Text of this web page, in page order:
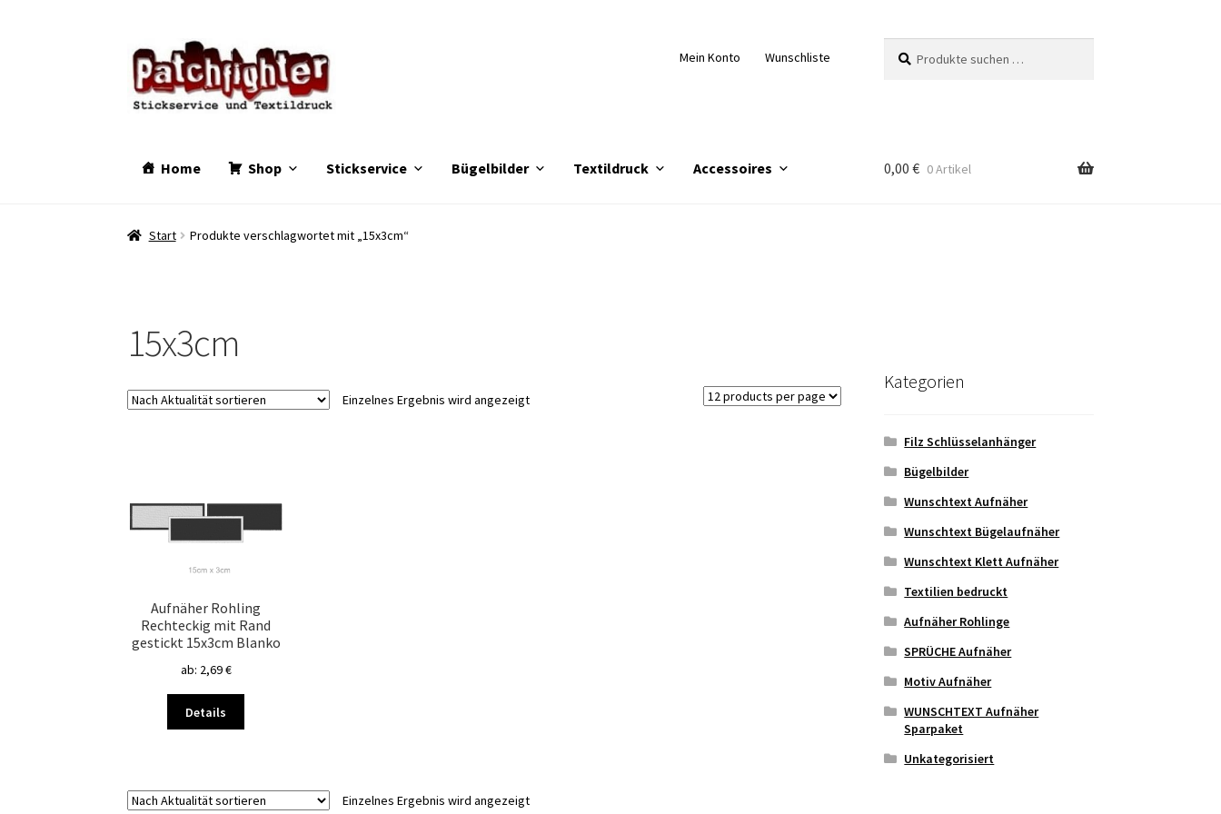
Zur
Navigation
springen
Zum
Inhalt
springen
Mein Konto Wunschliste
nach:
Home Shop Stickservice Bügelbilder Textildruck Accessoires 0,00 € 0 Artikel
Start Produkte verschlagwortet mit „15x3cm“
15x3cm
Einzelnes Ergebnis wird angezeigt
Aufnäher Rohling
Rechteckig mit Rand
gestickt 15x3cm Blanko
ab: 2,69€
Details
auf.
Einzelnes Ergebnis wird angezeigt
Kategorien
Filz Schlüsselanhänger
Bügelbilder
Wunschtext Aufnäher
Wunschtext Bügelaufnäher
Wunschtext Klett Aufnäher
Textilien bedruckt
Aufnäher Rohlinge
SPRÜCHE Aufnäher
Motiv Aufnäher
WUNSCHTEXT Aufnäher
Sparpaket
Unkategorisiert